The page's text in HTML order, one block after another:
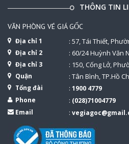
THÔNG TIN
VĂN PHÒNG VÉ GIÁ GỐC
Địa chỉ 1 : 57, Tái Thiết,
Địa chỉ 2 : 60/24 Huỳnh Văn
Địa chỉ 3 : 150, Cống Lở,
Quận : Tân Bình, TP.Hồ
Tổng đài : 1900 4779
Phone
: (028)71004779
Email
: